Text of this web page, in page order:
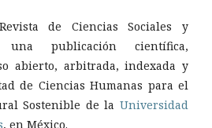
de Ciencias Sociales y
una publicación científica,
abierto, arbitrada, indexada y
de Ciencias Humanas para el
Sostenible de la Universidad
, en México.